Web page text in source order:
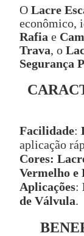
O Lacre
econômico,
Rafia e
Trava, o
Segurança
Facilidade:
aplicação
Cores:
Vermelho e
Aplicações:
de Válvula.